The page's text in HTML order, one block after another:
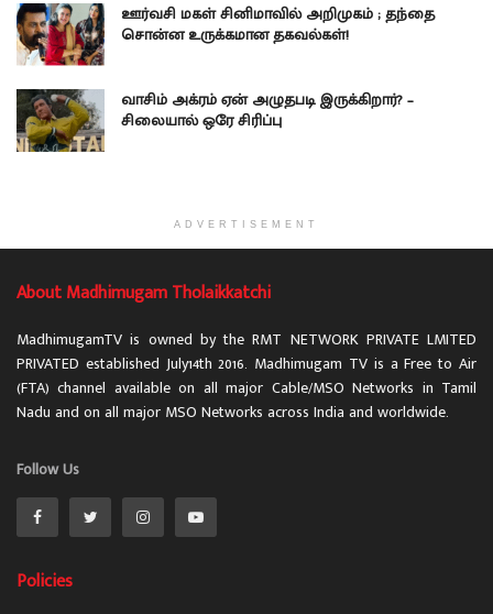
ஊர்வசி மகள் சினிமாவில் அறிமுகம் ; தந்தை
சொன்ன உருக்கமான தகவல்கள்!
வாசிம் அக்ரம் ஏன் அழுதபடி இருக்கிறார்? –
சிலையால் ஒரே சிரிப்பு
ADVERTISEMENT
About Madhimugam Tholaikkatchi
MadhimugamTV is owned by the RMT NETWORK PRIVATE LMITED
PRIVATED established July14th 2016. Madhimugam TV is a Free to Air
(FTA) channel available on all major Cable/MSO Networks in Tamil
Nadu and on all major MSO Networks across India and worldwide.
Follow Us
Policies